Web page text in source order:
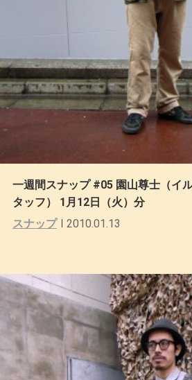
一週間スナップ #05 園山尊士（イ
タッフ） 1月12日（火）分
スナップ
2010.01.13